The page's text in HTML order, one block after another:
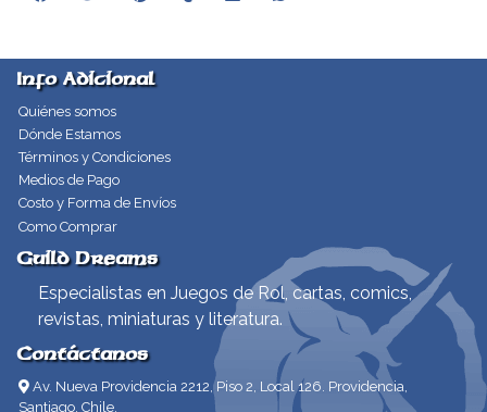
Info Adicional
Quiénes somos
Dónde Estamos
Términos y Condiciones
Medios de Pago
Costo y Forma de Envíos
Como Comprar
Guild Dreams
Especialistas en Juegos de Rol, cartas, comics,
revistas, miniaturas y literatura.
Contáctanos
Av. Nueva Providencia 2212, Piso 2, Local 126. Providencia,
Santiago, Chile.